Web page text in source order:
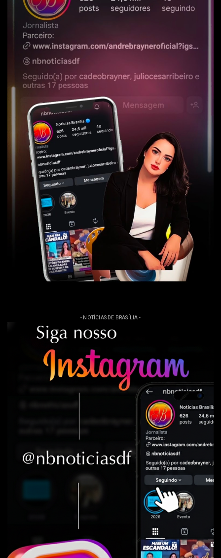
- NOTÍCIAS DE BRASÍLIA -